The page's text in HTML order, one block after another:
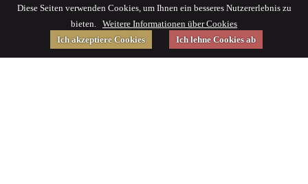
Diese Seiten verwenden Cookies, um Ihnen ein besseres Nutzererlebnis zu
bieten. Weitere Informationen über Cookies
Ich akzeptiere Cookies
Ich lehne Cookies ab